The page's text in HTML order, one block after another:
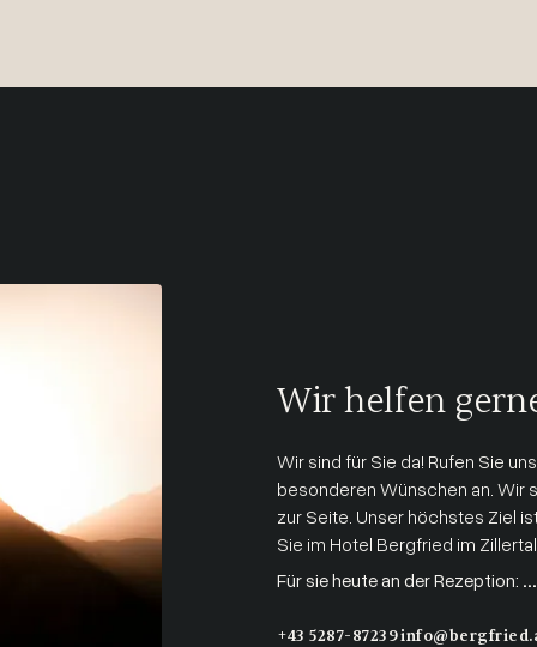
Wir helfen
Wir sind für Sie da! Rufen Sie
besonderen Wünschen an. Wir
zur Seite. Unser höchstes Ziel
Sie im Hotel Bergfried im
Für sie heute an der Rezeption:
+43 5287-87239